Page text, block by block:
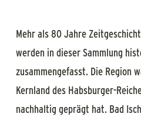
Mehr als 80 Jahre
werden in dieser Sammlung
zusammengefasst. Die Region
Kernland des Habsburger-
nachhaltig geprägt hat. Bad